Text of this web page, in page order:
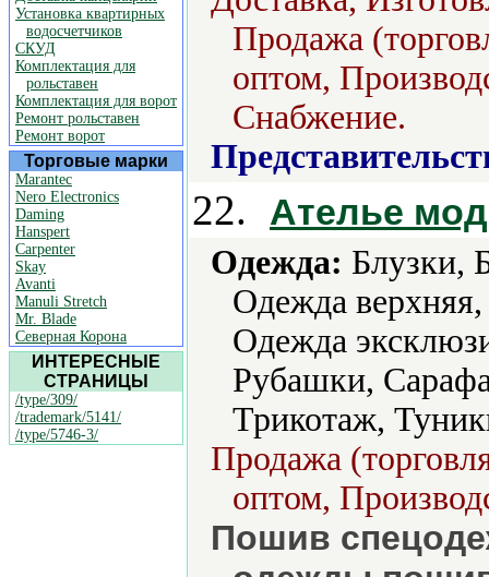
Установка квартирных
водосчетчиков
СКУД
Комплектация для
рольставен
Комплектация для ворот
Ремонт рольставен
Ремонт ворот
Торговые марки
Marantec
Nero Electronics
Daming
Hanspert
Carpenter
Skay
Avanti
Manuli Stretch
Mr. Blade
Северная Корона
ИНТЕРЕСНЫЕ
СТРАНИЦЫ
/type/309/
/trademark/5141/
/type/5746-3/
Продажа
оптом,
Снабжение.
22. Ателье
Одежда: Блузки,
Одежда
Одежда
Рубашки,
Трикотаж,
Продажа
оптом,
Пошив